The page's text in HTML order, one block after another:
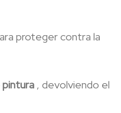
proteger contra la
, devolviendo el